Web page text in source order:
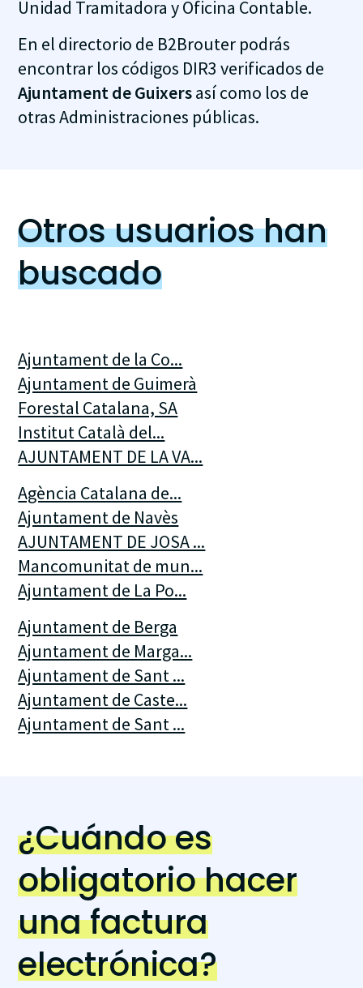
Unidad Tramitadora y Oficina Contable.
En el directorio de B2Brouter podrás
encontrar los códigos DIR3 verificados de
Ajuntament de Guixersasí como los de
otras Administraciones públicas.
Otros usuarios han
buscado
Ajuntament de la Co...
Ajuntament de Guimerà
Forestal Catalana, SA
Institut Català del...
AJUNTAMENT DE LA VA...
Agència Catalana de...
Ajuntament de Navès
AJUNTAMENT DE JOSA ...
Mancomunitat de mun...
Ajuntament de La Po...
Ajuntament de Berga
Ajuntament de Marga...
Ajuntament de Sant ...
Ajuntament de Caste...
Ajuntament de Sant ...
¿Cuándo es
obligatorio hacer
una factura
electrónica?